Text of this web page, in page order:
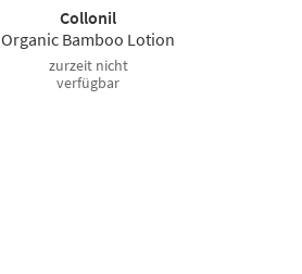
Collonil
Organic Bamboo Lotion
zurzeit nicht
verfügbar